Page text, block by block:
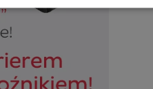
Wydajność
Niesklasyfikowane